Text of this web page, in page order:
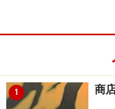
1 商